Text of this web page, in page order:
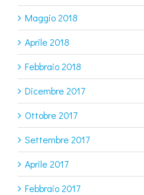
Maggio 2018
Aprile 2018
Febbraio 2018
Dicembre 2017
Ottobre 2017
Settembre 2017
Aprile 2017
Febbraio 2017